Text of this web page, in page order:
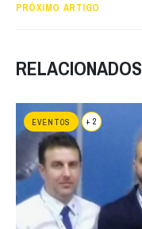
PRÓXIMO ARTIGO
RELACIONADOS
EVENTOS + 2